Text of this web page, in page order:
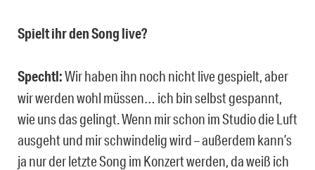
Spielt ihr den Song live?
Spechtl:Wir haben ihn noch nicht live gespielt, aber
wir werden wohl müssen… ich bin selbst gespannt,
wie uns das gelingt. Wenn mir schon im Studio die Luft
ausgeht und mir schwindelig wird – außerdem kann’s
ja nur der letzte Song im Konzert werden, da weiß ich